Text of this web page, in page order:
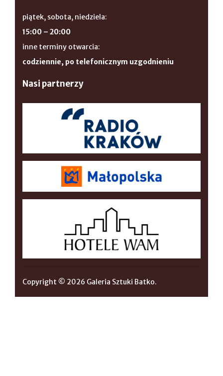
piątek, sobota, niedziela:
15:00 – 20:00
inne terminy otwarcia:
codziennie, po telefonicznym uzgodnieniu
Nasi partnerzy
Copyright © 2026 Galeria Sztuki Batko.